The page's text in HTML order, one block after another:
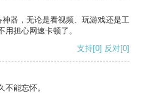
器，无论是看视频、玩游戏还是工
担心网速卡顿了。
支持[0] 反对[0]
能忘怀。